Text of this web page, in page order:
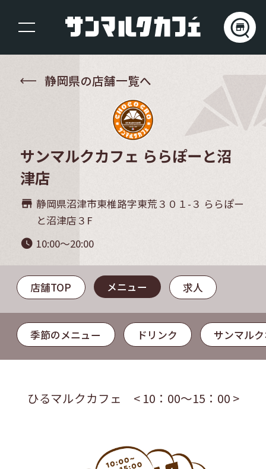
静岡県の店舗一覧へ
サンマルクカフェ ららぽーと沼
津店
store_mall_directory 静岡県沼津市東椎路字東荒３０１-３ ららぽー
と沼津店３F
watch_later 10:00～20:00
店舗TOP メニュー 求人
季節のメニュー ドリンク サンマル
ひるマルクカフェ < 10：00～15：00 >